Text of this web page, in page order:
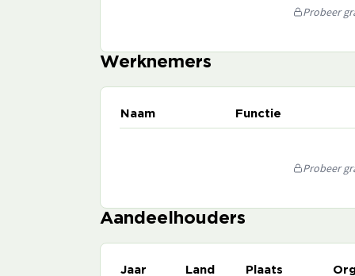
Probeer
Werknemers
Naam Functie
Probeer
Aandeelhouders
Jaar Land Plaats